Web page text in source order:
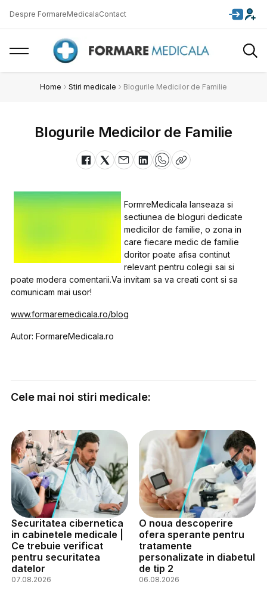
Despre FormareMedicalaContact
Home Stiri medicale Blogurile Medicilor de Familie
Blogurile Medicilor de Familie
FormreMedicala lanseaza si
sectiunea de bloguri dedicate
medicilor de familie, o zona in
care fiecare medic de familie
doritor poate afisa continut
relevant pentru colegii sai si
poate modera comentarii.Va invitam sa va creati cont si sa
comunicam mai usor!
www.formaremedicala.ro/blog
Autor: FormareMedicala.ro
Cele mai noi stiri medicale:
Securitatea cibernetica
in cabinetele medicale |
Ce trebuie verificat
pentru securitatea
datelor
07.08.2026
O noua descoperire
ofera sperante pentru
tratamente
personalizate in diabetul
de tip 2
06.08.2026